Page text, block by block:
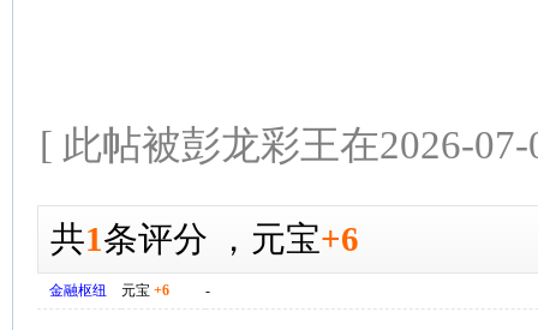
[ 此帖被彭龙彩王在2026-
共1条评分 ， 元宝+6
金融枢纽 元宝 +6 -